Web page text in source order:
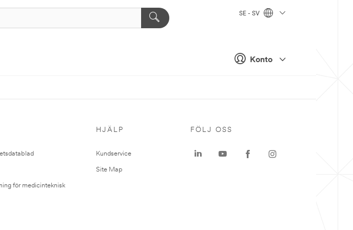
Konto
SE - SV
för medicinteknisk
HJÄLP
Kundservice
Site Map
FÖLJ OSS